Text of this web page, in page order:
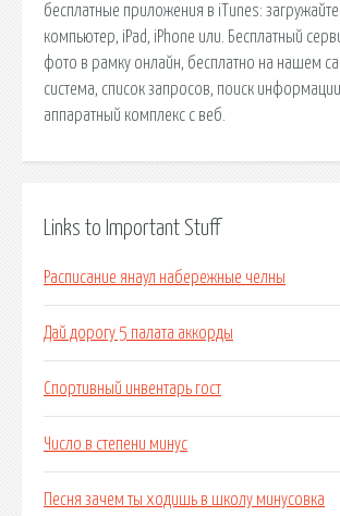
бесплатные приложения в iTunes:
компьютер, iPad, iPhone или. Бесплатный
фото в рамку онлайн, бесплатно на нашем
сиcтема, список запросов, поиск
аппаратный комплекс с веб.
Links to Important Stuff
Расписание янаул набережные челны
Дай дорогу 5 палата аккорды
Спортивный инвентарь гост
Число в степени минус
Песня зачем ты ходишь в школу минусовка